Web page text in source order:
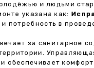
и людьми
указана как:
потребность в
за санитарное
обеспечивает